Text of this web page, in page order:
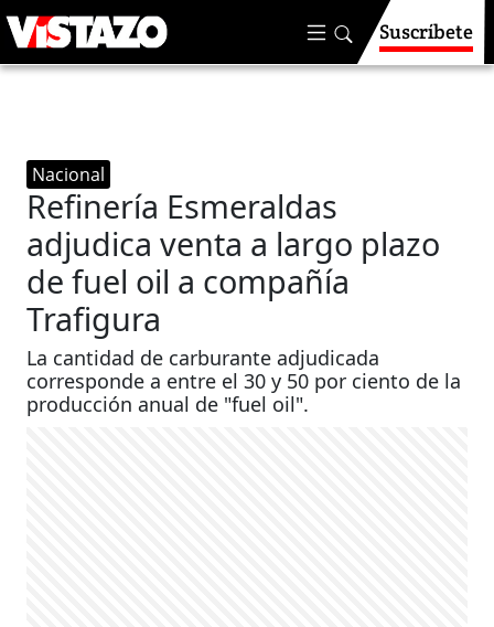
Suscríbete
Nacional
Refinería Esmeraldas
adjudica venta a largo plazo
de fuel oil a compañía
Trafigura
La cantidad de carburante adjudicada
corresponde a entre el 30 y 50 por ciento de la
producción anual de "fuel oil".